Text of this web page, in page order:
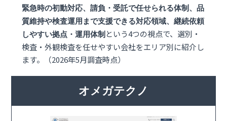
緊急時の初動対応、請負・受託で任せられる体制、品
質維持や検査運用まで支援できる対応領域、継続依頼
しやすい拠点・運用体制という4つの視点で、選別・
検査・外観検査を任せやすい会社をエリア別に紹介し
ます。（2026年5月調査時点）
オメガテクノ